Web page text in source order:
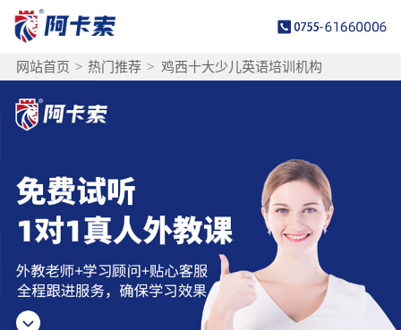
网站首页 > 热门推荐 > 鸡西十大少儿英语培训机构